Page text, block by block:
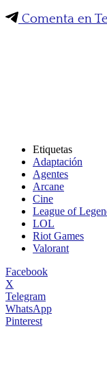
Comenta en
Etiquetas
Adaptación
Agentes
Arcane
Cine
League of
LOL
Riot Games
Valorant
Facebook
X
Telegram
WhatsApp
Pinterest